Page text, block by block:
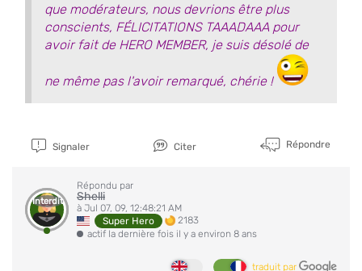
que modérateurs, nous devrions être plus
conscients, FÉLICITATIONS TAAADAAA pour
avoir fait de HERO MEMBER, je suis désolé de
ne même pas l'avoir remarqué, chérie !
Signaler Citer Répondre
Interdit
Répondu par
Shelli
à Jul 07, 09, 12:48:21 AM
Super Hero
2183
actif la dernière fois il y a environ 8 ans
traduit par